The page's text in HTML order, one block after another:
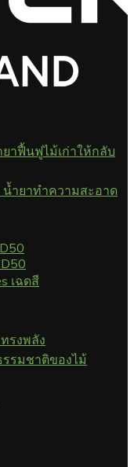
าฟื้นฟูไม้เก่าให้กลับ
น้ำยาทำความสะอาด
เฉดสี
รงพลัง
รมชาติของไม้